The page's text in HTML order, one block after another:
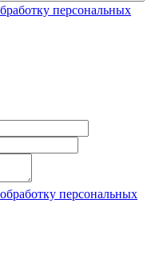
персональных
персональных